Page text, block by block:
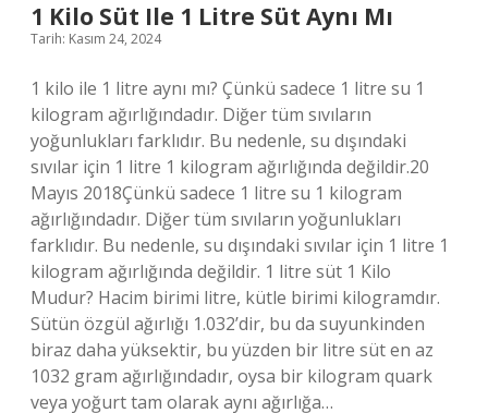
1 Kilo Süt Ile 1 Litre Süt Aynı Mı
Tarih: Kasım 24, 2024
1 kilo ile 1 litre aynı mı? Çünkü sadece 1 litre su 1
kilogram ağırlığındadır. Diğer tüm sıvıların
yoğunlukları farklıdır. Bu nedenle, su dışındaki
sıvılar için 1 litre 1 kilogram ağırlığında değildir.20
Mayıs 2018Çünkü sadece 1 litre su 1 kilogram
ağırlığındadır. Diğer tüm sıvıların yoğunlukları
farklıdır. Bu nedenle, su dışındaki sıvılar için 1 litre 1
kilogram ağırlığında değildir. 1 litre süt 1 Kilo
Mudur? Hacim birimi litre, kütle birimi kilogramdır.
Sütün özgül ağırlığı 1.032’dir, bu da suyunkinden
biraz daha yüksektir, bu yüzden bir litre süt en az
1032 gram ağırlığındadır, oysa bir kilogram quark
veya yoğurt tam olarak aynı ağırlığa…